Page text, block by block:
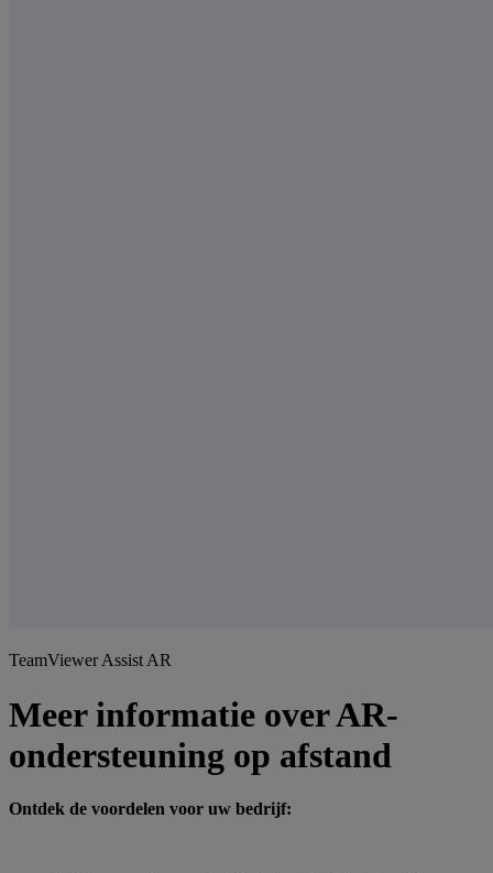
TeamViewer Assist AR
Meer informatie over AR-
ondersteuning op afstand
Ontdek de voordelen voor uw bedrijf: